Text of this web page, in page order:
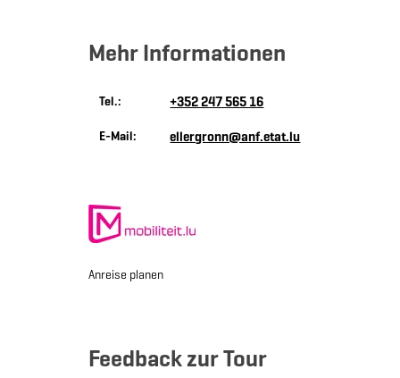
Mehr Informationen
Tel.: +352 247 565 16
E-Mail: ellergronn@anf.etat.lu
Anreise planen
Feedback zur Tour